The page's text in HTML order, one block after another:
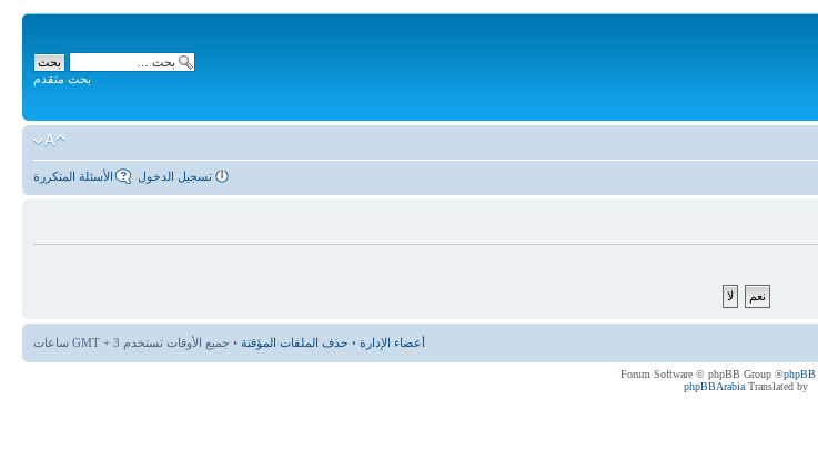
بحث متقدم
الأسئلة المتكررة تسجيل الدخول
أعضاء الإدارة • حذف الملفات المؤقتة • جميع الأوقات تستخدم GMT + 3 ساعات
phpBB
® Forum Software © phpBB Group
Translated by
phpBBArabia